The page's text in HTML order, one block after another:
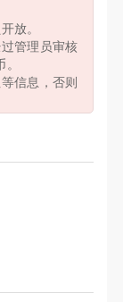
放。
管理员审核
信息，否则